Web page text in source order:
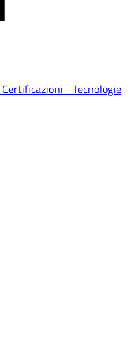
Certificazioni Tecnologie